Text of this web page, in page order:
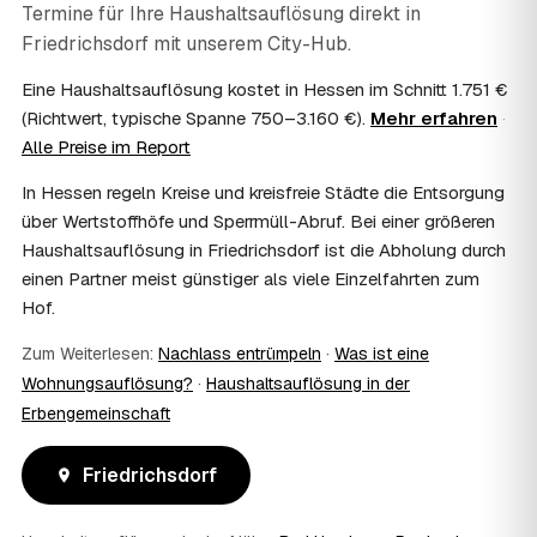
07 Ist die Haushaltsauflösung im Nachlass
steuerlich absetzbar?
Haushaltsauflösung als Nachlassverbindlichkeit die
Erbschaftsteuer mindern, bei vermieteten Objekten teils
als Werbungskosten. Sie erhalten eine ordentliche
Steuerberater – wir liefern die nötigen Unterlagen.
08 Muss ich als Erbe in Friedrichsdorf vor Ort
anwesend sein?
Nein, Sie müssen nicht durchgängig anwesend sein. Viele
Erben übergeben in Friedrichsdorf nur die Schlüssel und
kurze Übergabe zu Beginn und zur besenreinen Abnahme
genügt meist.
09 Bekomme ich einen Entsorgungsnachweis?
Verwertungsnachweis über die fachgerechte Entsorgung.
So ist dokumentiert, dass der Hausstand in Friedrichsdorf
Termine für Ihre Haushaltsauflösung direkt in
Friedrichsdorf mit unserem City-Hub.
Eine Haushaltsauflösung kostet in Hessen im Schnitt 1.751 €
(Richtwert, typische Spanne 750–3.160 €). Mehr erfahren ·
Alle Preise im Report
In Hessen regeln Kreise und kreisfreie Städte die Entsorgung
über Wertstoffhöfe und Sperrmüll-Abruf. Bei einer größeren
Haushaltsauflösung in Friedrichsdorf ist die Abholung durch
einen Partner meist günstiger als viele Einzelfahrten zum
Hof.
Zum Weiterlesen: Nachlass entrümpeln · Was ist eine
Wohnungsauflösung? · Haushaltsauflösung in der
Erbengemeinschaft
Friedrichsdorf